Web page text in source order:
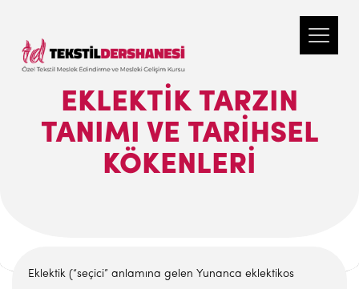
EKLEKTIK TARZIN
TANIMI VE TARIHSEL
KÖKENLERI
Eklektik (“seçici” anlamına gelen Yunanca eklektikos